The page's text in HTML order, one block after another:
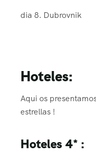
dia 8. Dubrovnik
Hoteles:
Aqui os
estrellas !
Hoteles 4* :